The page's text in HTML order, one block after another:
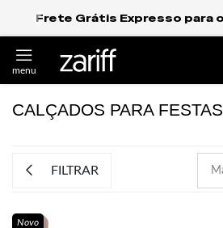
Frete Grátis Expresso para o
CALÇADOS PARA FESTAS
FILTRAR
Novo